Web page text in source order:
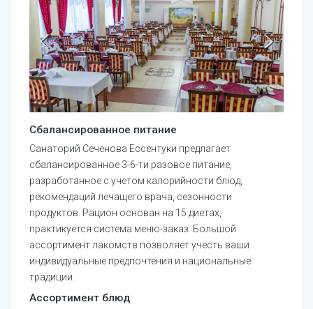
Сбалансированное питание
Санаторий Сеченова Ессентуки предлагает
сбалансированное 3-6-ти разовое питание,
разработанное с учетом калорийности блюд,
рекомендаций лечащего врача, сезонности
продуктов. Рацион основан на 15 диетах,
практикуется система меню-заказ. Большой
ассортимент лакомств позволяет учесть ваши
индивидуальные предпочтения и национальные
традиции.
Ассортимент блюд